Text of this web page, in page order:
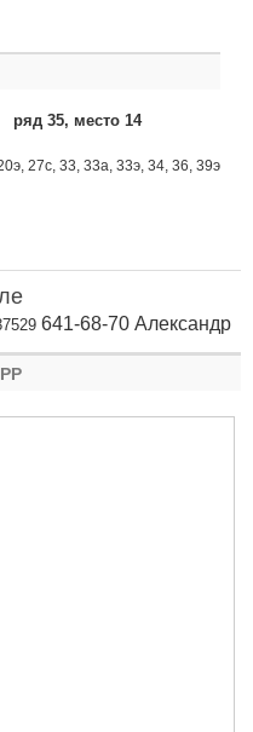
ряд 35, место 14
27с, 33, 33а, 33э, 34, 36, 39э
641-68-70 Александр